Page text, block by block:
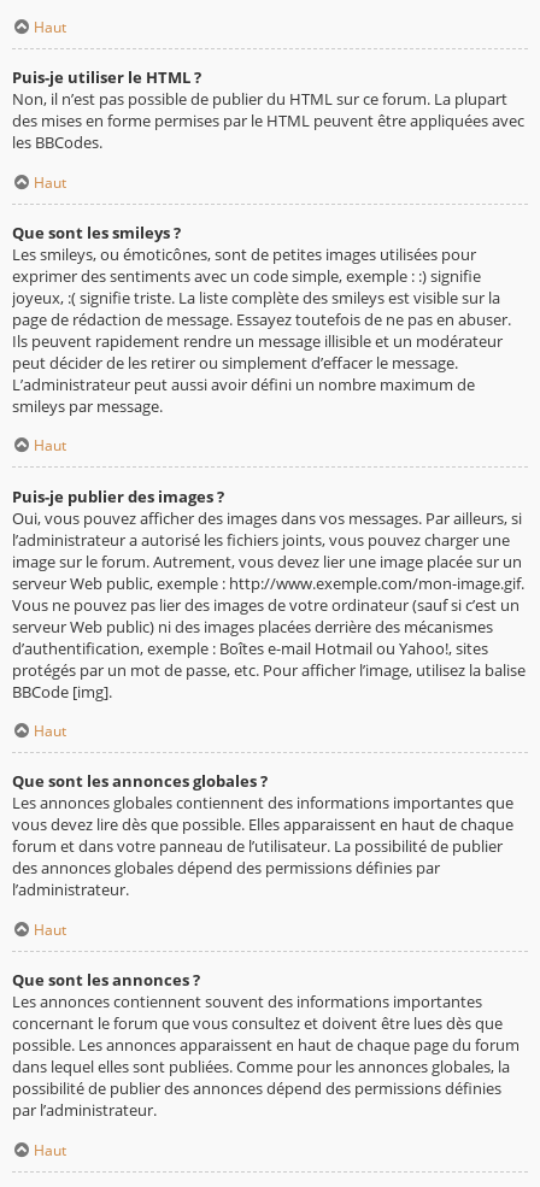
Haut
Puis-je utiliser le HTML ?
Non, il n’est pas possible de publier du HTML sur ce forum. La plupart
des mises en forme permises par le HTML peuvent être appliquées avec
les BBCodes.
Haut
Que sont les smileys ?
Les smileys, ou émoticônes, sont de petites images utilisées pour
exprimer des sentiments avec un code simple, exemple : :) signifie
joyeux, :( signifie triste. La liste complète des smileys est visible sur la
page de rédaction de message. Essayez toutefois de ne pas en abuser.
Ils peuvent rapidement rendre un message illisible et un modérateur
peut décider de les retirer ou simplement d’effacer le message.
L’administrateur peut aussi avoir défini un nombre maximum de
smileys par message.
Haut
Puis-je publier des images ?
Oui, vous pouvez afficher des images dans vos messages. Par ailleurs, si
l’administrateur a autorisé les fichiers joints, vous pouvez charger une
image sur le forum. Autrement, vous devez lier une image placée sur un
serveur Web public, exemple : http://www.exemple.com/mon-image.gif.
Vous ne pouvez pas lier des images de votre ordinateur (sauf si c’est un
serveur Web public) ni des images placées derrière des mécanismes
d’authentification, exemple : Boîtes e-mail Hotmail ou Yahoo!, sites
protégés par un mot de passe, etc. Pour afficher l’image, utilisez la balise
BBCode [img].
Haut
Que sont les annonces globales ?
Les annonces globales contiennent des informations importantes que
vous devez lire dès que possible. Elles apparaissent en haut de chaque
forum et dans votre panneau de l’utilisateur. La possibilité de publier
des annonces globales dépend des permissions définies par
l’administrateur.
Haut
Que sont les annonces ?
Les annonces contiennent souvent des informations importantes
concernant le forum que vous consultez et doivent être lues dès que
possible. Les annonces apparaissent en haut de chaque page du forum
dans lequel elles sont publiées. Comme pour les annonces globales, la
possibilité de publier des annonces dépend des permissions définies
par l’administrateur.
Haut